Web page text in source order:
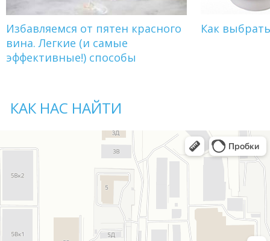
Избавляемся от пятен красного
вина. Легкие (и самые
эффективные!) способы
Как
КАК НАС НАЙТИ